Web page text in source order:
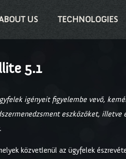
US TECHNOLOGIES
5.1
igényeit figyelembe vevő,
eszközöket,
közvetlenül az ügyfelek